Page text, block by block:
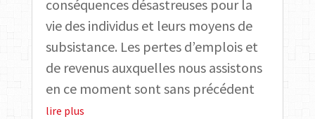
conséquences désastreuses pour la
vie des individus et leurs moyens de
subsistance. Les pertes d’emplois et
de revenus auxquelles nous assistons
en ce moment sont sans précédent
lire plus